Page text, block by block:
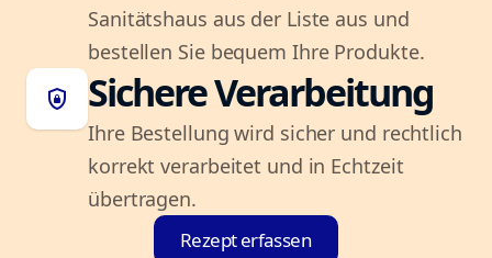
Sanitätshaus aus der Liste aus und
bestellen Sie bequem Ihre Produkte.
shield_lock Sichere Verarbeitung
Ihre Bestellung wird sicher und rechtlich
korrekt verarbeitet und in Echtzeit
übertragen.
Rezept erfassen